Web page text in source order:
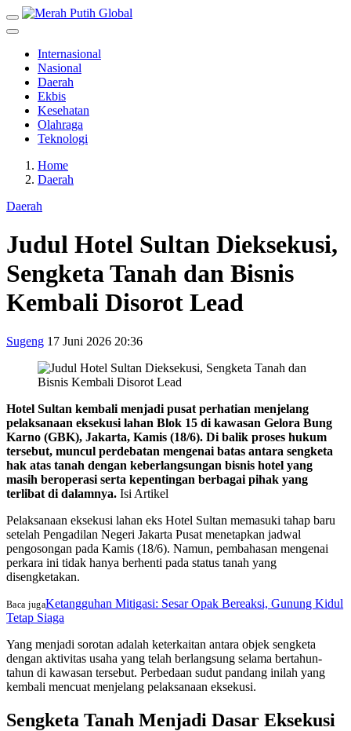
Internasional
Nasional
Daerah
Ekbis
Kesehatan
Olahraga
Teknologi
Home
Daerah
Daerah
Judul Hotel Sultan Dieksekusi,
Sengketa Tanah dan Bisnis
Kembali Disorot Lead
Sugeng 17 Juni 2026 20:36
Hotel Sultan kembali menjadi pusat perhatian menjelang
pelaksanaan eksekusi lahan Blok 15 di kawasan Gelora Bung
Karno (GBK), Jakarta, Kamis (18/6). Di balik proses hukum
tersebut, muncul perdebatan mengenai batas antara sengketa
hak atas tanah dengan keberlangsungan bisnis hotel yang
masih beroperasi serta kepentingan berbagai pihak yang
terlibat di dalamnya. Isi Artikel
Pelaksanaan eksekusi lahan eks Hotel Sultan memasuki tahap baru
setelah Pengadilan Negeri Jakarta Pusat menetapkan jadwal
pengosongan pada Kamis (18/6). Namun, pembahasan mengenai
perkara ini tidak hanya berhenti pada status tanah yang
disengketakan.
Baca jugaKetangguhan Mitigasi: Sesar Opak Bereaksi, Gunung Kidul
Tetap Siaga
Yang menjadi sorotan adalah keterkaitan antara objek sengketa
dengan aktivitas usaha yang telah berlangsung selama bertahun-
tahun di kawasan tersebut. Perbedaan sudut pandang inilah yang
kembali mencuat menjelang pelaksanaan eksekusi.
Sengketa Tanah Menjadi Dasar Eksekusi